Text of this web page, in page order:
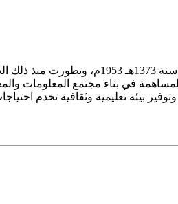
في بناء مجتمع المعلومات
بيئة تعليمية وثقافية تخدم